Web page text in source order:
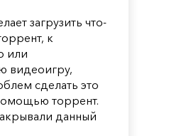
загрузить что-
к
или
видеоигру,
сделать это
торрент.
данный